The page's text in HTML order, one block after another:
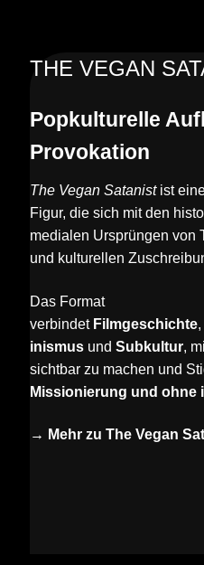
THE VEGAN
Popkulturelle
Provokation
The Vegan Satanistist
Figur, die sich mit den
medialen Ursprüngen von
und kulturellen
Das Format
verbindet Filmgeschichte,
inismusund Subkultur,
sichtbar zu machen und
Missionierung und ohne
→ Mehr zu The Vegan